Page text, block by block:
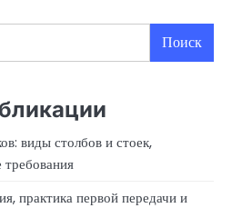
Поиск
виды столбов и стоек,
практика первой передачи и